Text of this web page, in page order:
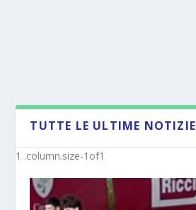
TUTTE LE ULTIME NOTIZIE